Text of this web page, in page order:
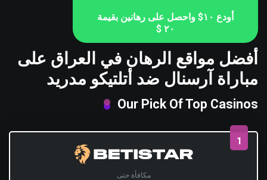
أودع ١٠$ واحصل على رهانين بقيمة
٢٠ $
أفضل مواقع الرهان في العراق على
مباراة آرسنال ضد أتلتيكو مدريد
Our Pick Of Top Casinos
1
مكافأة حتى